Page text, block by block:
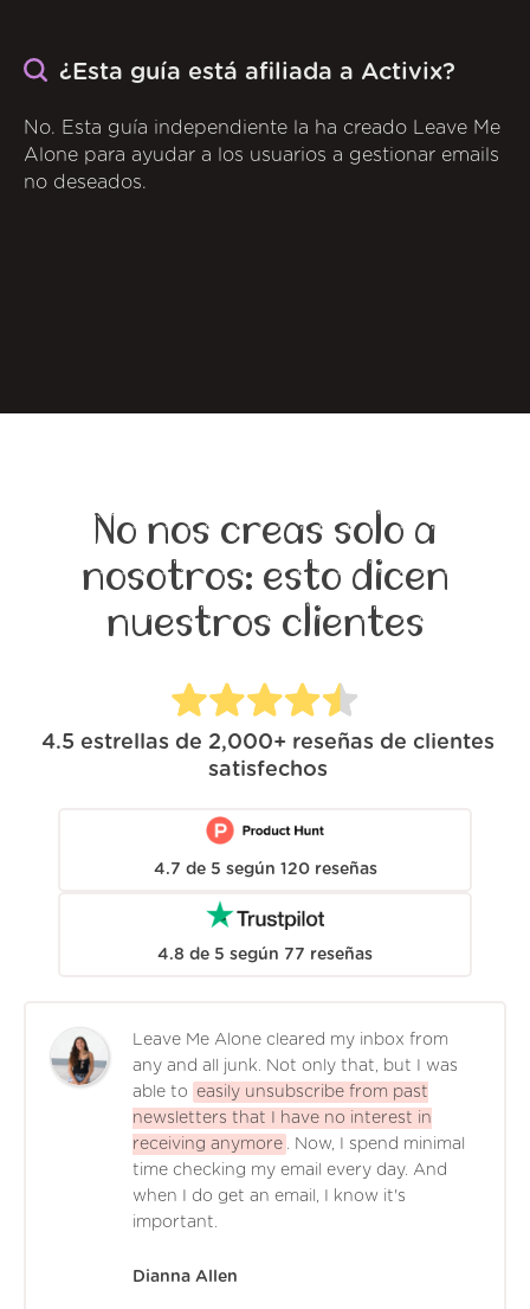
¿Esta guía está afiliada a Activix?
No. Esta guía independiente la ha creado Leave Me
Alone para ayudar a los usuarios a gestionar emails
no deseados.
No nos creas solo a
nosotros: esto dicen
nuestros clientes
4.5 estrellas de 2,000+ reseñas de clientes
satisfechos
4.7 de 5 según 120 reseñas
4.8 de 5 según 77 reseñas
Leave Me Alone cleared my inbox from
any and all junk. Not only that, but I was
able to easily unsubscribe from past
newsletters that I have no interest in
receiving anymore . Now, I spend minimal
time checking my email every day. And
when I do get an email, I know it's
important.
Dianna Allen